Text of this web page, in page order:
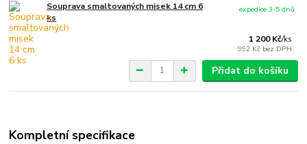
Souprava smaltovaných misek 14 cm 6
ks
1 200 Kč/ks
992 Kč bez DPH
expedice 3-5 dnů
Přidat do košíku
Kompletní specifikace